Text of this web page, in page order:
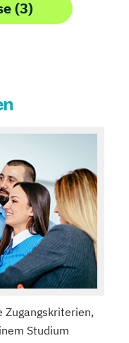
(3)
Zugangskriterien,
Studium